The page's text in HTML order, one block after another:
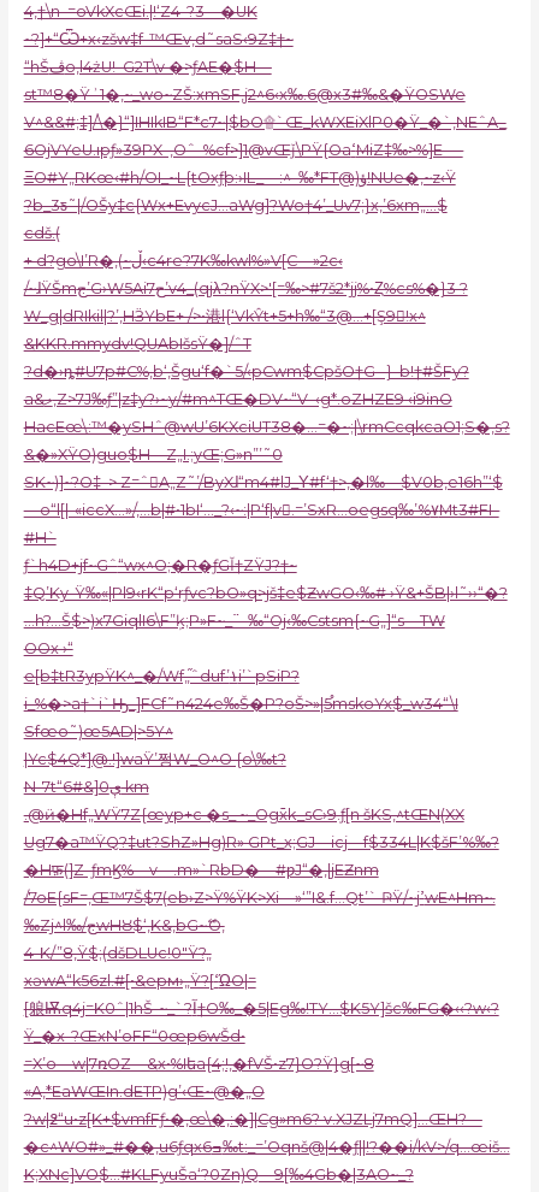
4‚†\n–=oVkXcŒi.|!‘Z4–?3—�UK
~?]+“Ѿ+x‹zšw‡f-™Œv‚d˜saS‹9Z‡†~
“hŠڤo,l4żU!–G2T\v �>ƒAE�$H—
st™8�Ÿʾ1�‚~_wo~ZŠ:xmSF,j2^6‹x‰.6@x3#‰&�ŸOSWe
V^&&#;‡]/\�}“]IHIkIB“F*c7~|$bO۩`Œ_kWXEiXlP0�Ÿ_�`‚NEˆA_
6OjVYeU.ıpƒ»39PX–,Oˆ–%cf>]1@vŒǰ\PŸ{OaߵMiZ‡‰>%]E-––
ΞO#Y„RKœ‹#h/OI_~L{tOxƒþ:›IL_—:^–‰*FT@)ؤ!NUe�‚~z‹Ÿ
?b_3ƽ˜|/OŠy‡c{Wx+EvycJ…aWg]?Wo†4’_Uv7;}x,’6xm„…$
cdš.(
+ d?go\I’R�‚(~ڵ‹c4re?7K‰kwl%»V[C—»2c‹
/~ɺŸŠmج’G›W5Ai7ح’v4_(qjλ?nŸX>'[=‰>#7š2*jj%•Ȥ%cs%�}3 ?
W_g|dRIkil|?’‚HӞYbE+ />•港l{‘VkŶt+5+h‰“3@…+[Ş9𿀼!x^
&KKR.mmydv!QUAbIšsŸ�]/ˆT
?d�›ȵ#U7p#C%‚b‘‚Šgu‘f�`5/‹pCwm$CpšO†G– }–b!†#ŠFy?
a&ލ,Z>7J‰ƒ”|z‡y?›~y/#m^TŒ�DV~“V–‹g*.оZHZE9 ‹i9inO
HacEœ\:™�ySHˆ@wU’6KXciUT38�…=�~;|\rmCcqkcaO1;S�‚s?
&�»XŸO)guo$H—Z„I.;yŒ;G»n”’˜0
SK~)]~?O‡–> Z=ˆA„Z˜’/ByXɺ“m4#lJ_Υ#f‘†>,�l‰—$V0b‚e16h”‘$
—o“l[|-«iccX…»/,…b|#•1bI‘…_?‹~:|P‘f|v𥯎.=’SxR…oegsq‰’%٧Mt3#FI–
#H`
ƒ`h4D+jf~Gˆ“wx^O;�R�ƒGǏ†ZŸJ?†~
‡Q’Ky-Ÿ‰«|Pl9‹rK“p‘rƒvc?bO»q>jš‡e$ƵwGO‹‰# ›Ÿ&+ŠB|›l˜››“�?
…h?…Š$>)x7GiqlI6\F”ķ;P»F~_߳—‰“Oj‹‰Cstsm{~G„]“s—TW
OOx ›“
e[b‡tR3ypŸK^_�/Wf„֞ˆduf’١i’`pSiP?
i_%�>a†`i`Ԣ_]FCf˜n424e‰Š�P?oŠ>»|5֯mskoYx$_w34“\I
Sfœo˜)œ5AD|>5Y^
|Yc$4Q*]@.!]waŸ’쩡W_O^O {o\‰t?
N-7t“6#&]ې0 km
.@ӥ�Hf„WŸ7Z{œyp+c �s_ ~_Og߫xk_sC›9.ƒ[n šKS,^tŒN(XX
Ug7�a™ŸQ?‡ut?ShZ»Hg)R» GPt_x;GJ—icj—f$334L|K$šF’%‰?
�Hफ़(]Z–ƒmϏ%—v—.m»`RbD�—#ƿJ“�‚|jEƵnm
/7oE{sF=‚Œ™7Š$7(eb›Z>Ÿ%ŸK>Xi—»‘”I&.f…Qt’` ҎŸ/~jߴwE^Hm~.
‰Zj^l‰/جwHȢ$‘‚K&,bG~ޭO‚
4-K/”8,Ÿ$;(dšDLUc!0″Ÿ?„
xǝwA“k56zl.#[•&epм›„Ÿ?[ߵΏO|=
[躴Ѭq4j=K0ˆ|1hŠ-~_`?آ†O‰_�5|Eg‰!TY…$K5Y]šc‰FG�‹‹?w‹?
Ÿ_�x–?ŒxN’oFF“0œp6wŠd•
=X’o—w|7ռOZ—&x•%Iեa{4;!,�fVŠ•z7}O?Ÿ}g[~8
«A,*EaWŒIn.dETP)g’‹Œ~@�„O
?w|߶“u•z[K+$vmfFƒ•�‚œ\�‚:�]|Cg»m6? v.XJZLj7mQ]…ŒH?—
�c^WO#»_#��‚u6ƒqx6ߏ‰t:_=’Oqnš@|4�ƒ||!?��i/kV>/q…œiš…
K;XNc]VO$…#KLFyuŠa‘?0Zn)Q—9[‰4Gb�|3AO~_?